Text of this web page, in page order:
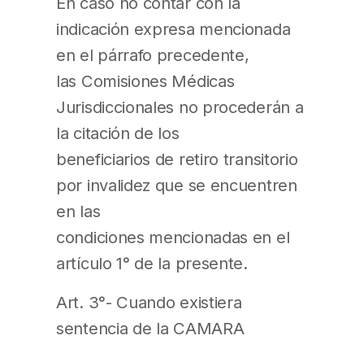
indicación expresa mencionada
en el párrafo precedente,
las Comisiones Médicas
Jurisdiccionales no procederán a
la citación de los
beneficiarios de retiro transitorio
por invalidez que se encuentren
en las
condiciones mencionadas en el
artículo 1° de la presente.
Art. 3°- Cuando existiera
sentencia de la CAMARA